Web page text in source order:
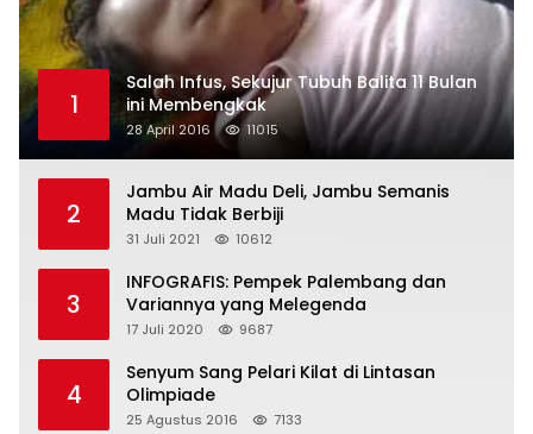
1
Salah Infus, Sekujur Tubuh Balita 11 Bulan
ini Membengkak
28 April 2016 11015
2
Jambu Air Madu Deli, Jambu Semanis
Madu Tidak Berbiji
31 Juli 2021 10612
3
INFOGRAFIS: Pempek Palembang dan
Variannya yang Melegenda
17 Juli 2020 9687
4
Senyum Sang Pelari Kilat di Lintasan
Olimpiade
25 Agustus 2016 7133